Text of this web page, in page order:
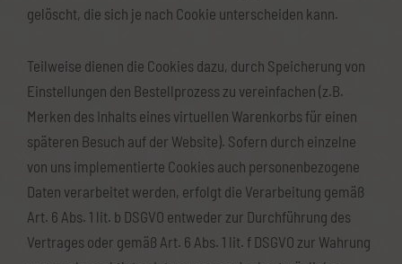
gelöscht, die sich je nach Cookie unterscheiden kann.
Teilweise dienen die Cookies dazu, durch Speicherung von
Einstellungen den Bestellprozess zu vereinfachen (z.B.
Merken des Inhalts eines virtuellen Warenkorbs für einen
späteren Besuch auf der Website). Sofern durch einzelne
von uns implementierte Cookies auch personenbezogene
Daten verarbeitet werden, erfolgt die Verarbeitung gemäß
Art. 6 Abs. 1 lit. b DSGVO entweder zur Durchführung des
Vertrages oder gemäß Art. 6 Abs. 1 lit. f DSGVO zur Wahrung